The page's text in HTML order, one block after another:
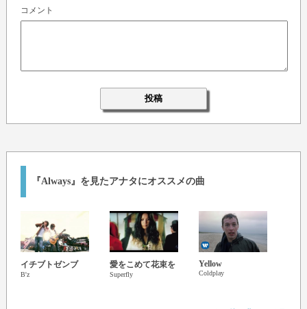
コメント
『Always』を見たアナタにオススメの曲
イチブトゼンブ
B'z
愛をこめて花束を
Superfly
Yellow
Coldplay